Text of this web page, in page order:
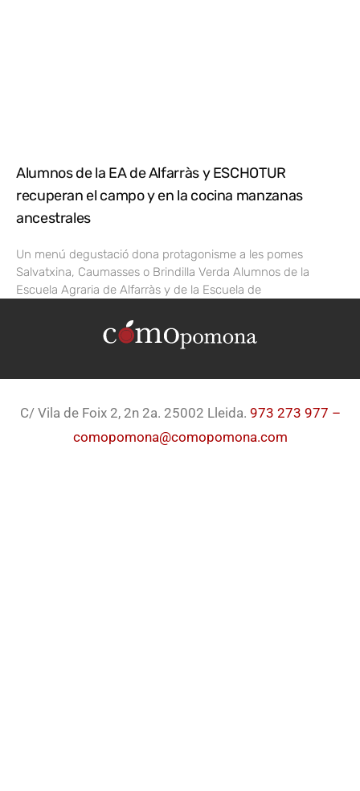
Alumnos de la EA de Alfarràs y ESCHOTUR
recuperan el campo y en la cocina manzanas
ancestrales
Un menú degustació dona protagonisme a les pomes
Salvatxina, Caumasses o Brindilla Verda Alumnos de la
Escuela Agraria de Alfarràs y de la Escuela de
C/ Vila de Foix 2, 2n 2a. 25002 Lleida. 973 273 977 –
comopomona@comopomona.com